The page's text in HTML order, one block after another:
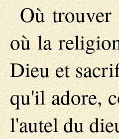
Où trouver
où la
Dieu et
qu'il adore,
l'autel du